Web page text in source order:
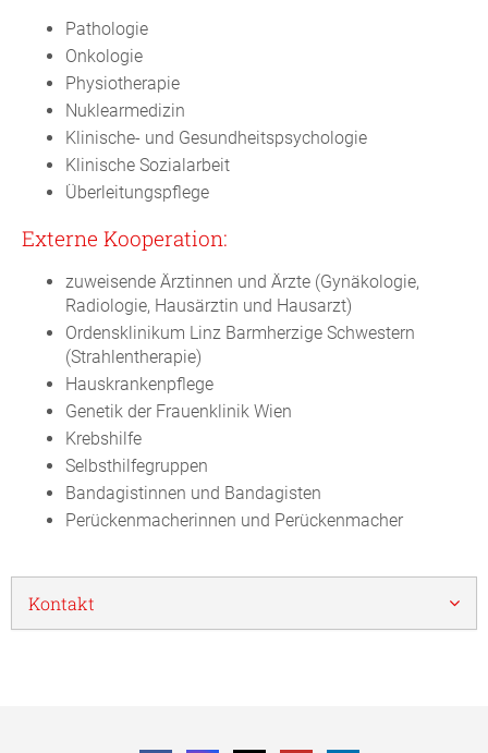
Pathologie
Onkologie
Physiotherapie
Nuklearmedizin
Klinische- und Gesundheitspsychologie
Klinische Sozialarbeit
Überleitungspflege
Externe Kooperation:
zuweisende Ärztinnen und Ärzte (Gynäkologie,
Radiologie, Hausärztin und Hausarzt)
Ordensklinikum Linz Barmherzige Schwestern
(Strahlentherapie)
Hauskrankenpflege
Genetik der Frauenklinik Wien
Krebshilfe
Selbsthilfegruppen
Bandagistinnen und Bandagisten
Perückenmacherinnen und Perückenmacher
Kontakt